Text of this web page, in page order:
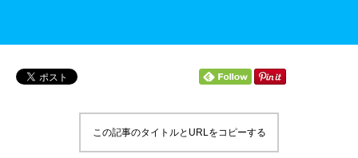
この記事のタイトルとURLをコピーする